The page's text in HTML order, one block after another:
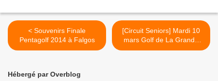
< Souvenirs Finale
Pentagolf 2014 à Falgos
[Circuit Seniors] Mardi 10
mars Golf de La Grande
Motte >
Hébergé par Overblog